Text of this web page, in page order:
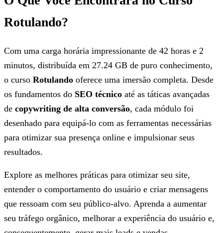
Rotulando?
Com uma carga horária impressionante de 42 horas e 2
minutos, distribuída em 27.24 GB de puro conhecimento,
o curso Rotulando oferece uma imersão completa. Desde
os fundamentos do SEO técnico até as táticas avançadas
de copywriting de alta conversão, cada módulo foi
desenhado para equipá-lo com as ferramentas necessárias
para otimizar sua presença online e impulsionar seus
resultados.
Explore as melhores práticas para otimizar seu site,
entender o comportamento do usuário e criar mensagens
que ressoam com seu público-alvo. Aprenda a aumentar
seu tráfego orgânico, melhorar a experiência do usuário e,